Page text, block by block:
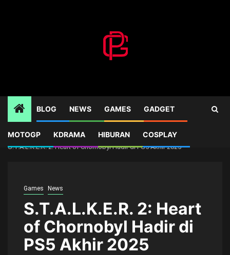
BLOG NEWS GAMES GADGET
MOTOGP KDRAMA HIBURAN COSPLAY
Home
Games
S.T.A.L.K.E.R. 2: Heart of Chornobyl Hadir di PS5 Akhir 2025
Games News
S.T.A.L.K.E.R. 2: Heart
of Chornobyl Hadir di
PS5 Akhir 2025